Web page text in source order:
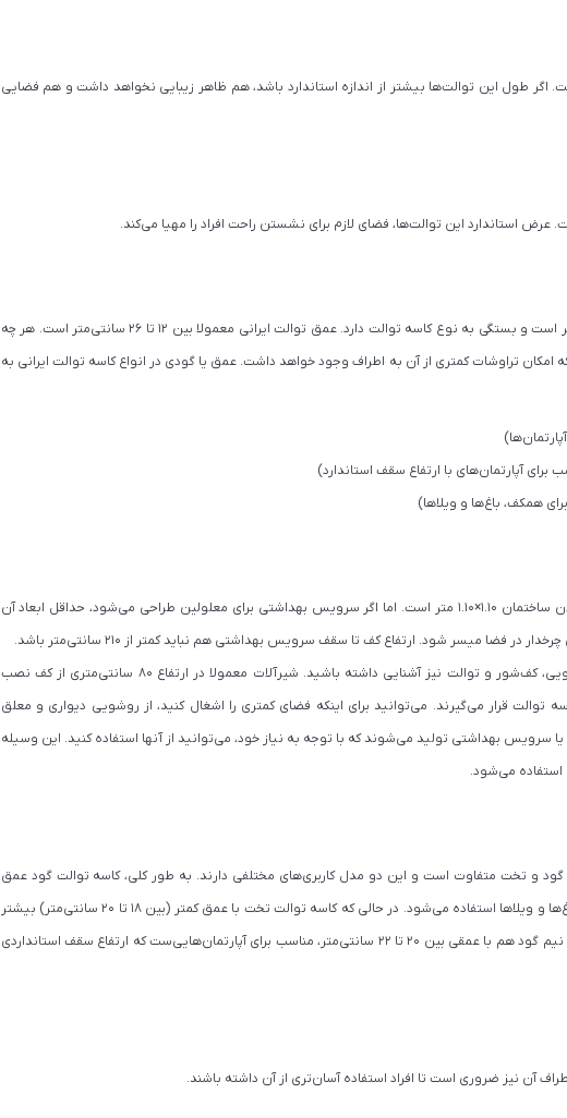
معمولا بین 50 تا 60 سانتی‌متر است. اگر طول این توالت‌ها بیشتر از اندازه استاندارد باشد، هم ظاهر زیبایی نخواهد داشت و هم فضایی
عمق کاسه توالت، میزان فرورفتگی آن برای تخلیه بهتر است و بستگی به نوع کاسه توالت دارد. عمق توالت ایرانی معمولا بین 12 تا 26 سانتی‌متر است. هر چه
امکان تراوشات کمتری از آن به اطراف وجود خواهد داشت. عمق یا گودی در انواع کاسه توالت ایرانی به
حداقل ابعاد برای یک سرویس ایرانی استاندارد در پلان ساختمان 1.10×1.10 متر است. اما اگر سرویس بهداشتی برای معلولین طراحی می‌شود، حداقل ابعاد آن
از طرف دیگر، باید با فضاهای بهینه برای نصب روشویی، کف‌شور و توالت نیز آشنایی داشته باشید. شیرآلات معمولا در ارتفاع 80 سانتی‌متری از کف نصب
قرار می‌گیرند. می‌توانید برای اینکه فضای کمتری را اشغال کنید، از روشویی دیواری و معلق
یا سرویس بهداشتی تولید می‌شوند که با توجه به نیاز خود، می‌توانید از آنها استفاده کنید. این وسیله
می‌شود.
و تخت متفاوت است و این دو مدل کاربری‌های مختلفی دارند. به طور کلی، کاسه توالت گود عمق
بیشتری دارد (بین 23 تا 26 سانتی‌متر) و بیشتر در باغ‌ها و ویلاها استفاده می‌شود. در حالی که کاسه توالت تخت با عمق کمتر (بین 18 تا 20 سانتی‌متر) بیشتر
برای استفاده در آپارتمان‌ها مناسب است. کاسه توالت نیم گود هم با عمقی بین 20 تا 22 سانتی‌متر، مناسب برای آپارتمان‌هایی‌ست که ارتفاع سقف استانداردی
آن نیز ضروری است تا افراد استفاده آسان‌تری از آن داشته باشند.